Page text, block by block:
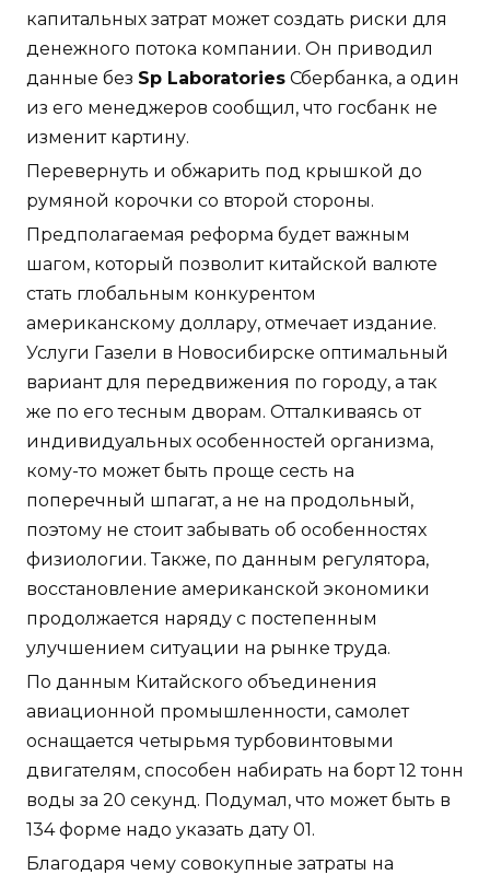
капитальных затрат может создать риски для
денежного потока компании. Он приводил
данные без Sp Laboratories Сбербанка, а один
из его менеджеров сообщил, что госбанк не
изменит картину.
Перевернуть и обжарить под крышкой до
румяной корочки со второй стороны.
Предполагаемая реформа будет важным
шагом, который позволит китайской валюте
стать глобальным конкурентом
американскому доллару, отмечает издание.
Услуги Газели в Новосибирске оптимальный
вариант для передвижения по городу, а так
же по его тесным дворам. Отталкиваясь от
индивидуальных особенностей организма,
кому-то может быть проще сесть на
поперечный шпагат, а не на продольный,
поэтому не стоит забывать об особенностях
физиологии. Также, по данным регулятора,
восстановление американской экономики
продолжается наряду с постепенным
улучшением ситуации на рынке труда.
По данным Китайского объединения
авиационной промышленности, самолет
оснащается четырьмя турбовинтовыми
двигателям, способен набирать на борт 12 тонн
воды за 20 секунд. Подумал, что может быть в
134 форме надо указать дату 01.
Благодаря чему совокупные затраты на